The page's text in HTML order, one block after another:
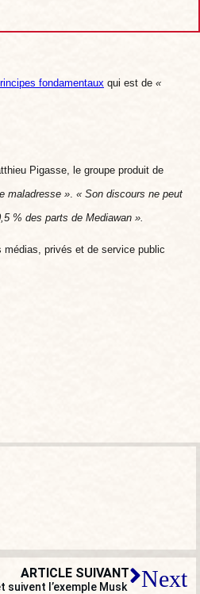
fondamentaux qui est de «
Pigasse, le groupe produit de
maladresse » « Son discours ne peut
% des parts de Mediawan ».
médias, privés et de service public
ARTICLE SUIVANT
suivent l’exemple Musk Next